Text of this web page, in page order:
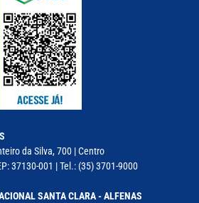
da Silva, 700 | Centro
37130-001 | Tel.: (35) 3701-9000
SANTA CLARA - ALFENAS